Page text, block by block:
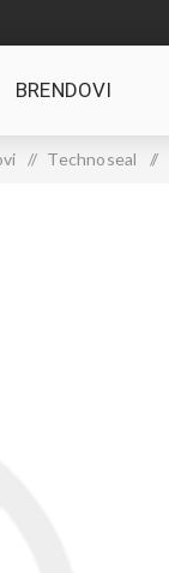
BRENDOVI
/ Technoseal /